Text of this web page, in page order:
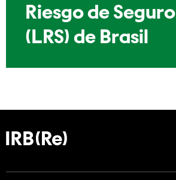
Riesgo de Seguro
(LRS) de Brasil